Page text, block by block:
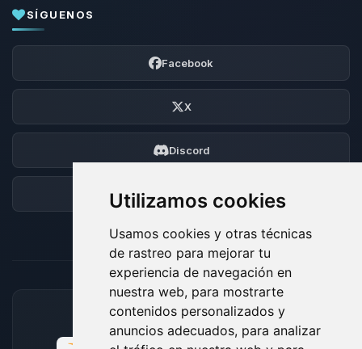
Utilizamos cookies
Usamos cookies y otras técnicas
de rastreo para mejorar tu
experiencia de navegación en
nuestra web, para mostrarte
contenidos personalizados y
anuncios adecuados, para analizar
SÍGUENOS
Facebook
X
Discord
Foro
MÉTODOS DE PAGO ACEPTADOS